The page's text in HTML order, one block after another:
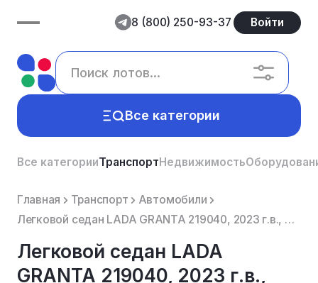
8 (800) 250-93-37 Войти
Все категории
Все категорииТранспортНедвижимость
Главная Транспорт
Автомобили
Легковой седан LADA GRANTA 219040, 2023 г.в., VIN: XTA219040R0956870, мощность (кВт/л.с.): 66/89.7, ...
Легковой седан LADA
GRANTA 219040, 2023 г.в.,